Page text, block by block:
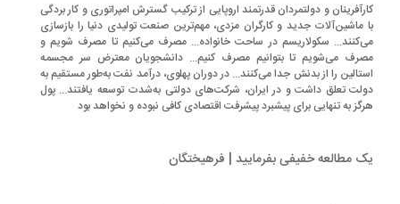
و دولتمردان قدرتمند اروپایی از ترکیب گسترش امپراتوری و کار بردگی
ماشین‌آلات جدید و کارگران مزدی، مهم‌ترین صنعت تولیدی دنیا را بازسازی
سکولاریسم در ساحت خانواده... مصرف می‌کنیم تا مصرف شویم و
می‌شویم تا بتوانیم مصرف کنیم... دانشجویان معترض سر مجسمه
را از بدنش جدا می‌کنند... در دوران پهلوی، درآمد نفت به‌طور مستقیم به
تعلق داشت و در ایران، شرکت‌های دولتی به‌شدت توسعه یافتند... پول
به تنهایی برای پیشبرد پیشرفت اقتصادی کافی نبوده و نخواهد بود
مطالعه خفیفی بفرمایید | فرهیختگان